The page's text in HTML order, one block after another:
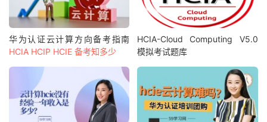
华为认证云计算方向备考指南
HCIA HCIP HCIE 备考知多少
HCIA-Cloud Computing V5.0
模拟考试题库